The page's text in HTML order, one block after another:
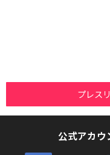
プレス
公式アカウ